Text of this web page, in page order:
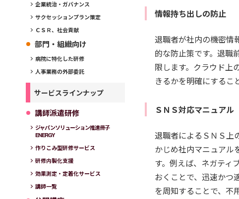
情報持ち出しの防止
退職者が社内の機密情
的な防止策です。退職
限します。クラウド上
きるかを明確にするこ
ＳＮＳ対応マニュアル
退職者によるＳＮＳ上
かじめ社内マニュアル
す。例えば、ネガティ
おくことで、迅速かつ
を周知することで、不
企業統治・ガバナンス
サクセッションプラン策定
ＣＳＲ、社会貢献
部門・組織向け
病院に特化した研修
人事業務の外部委託
サービスラインナップ
講師派遣研修
ジャパンソリューション推進冊子
ENERGY
作りこみ型研修サービス
研修内製化支援
効果測定・定着化サービス
講師一覧